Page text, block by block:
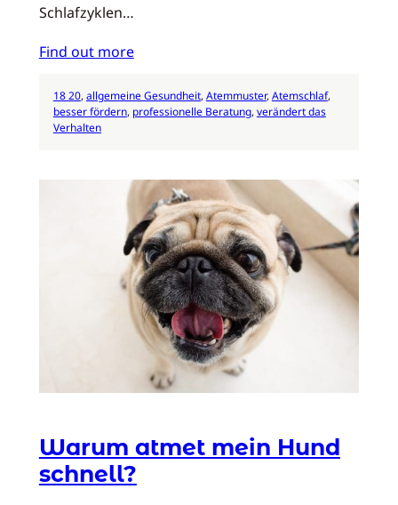
Schlafzyklen…
Find out more
18 20, allgemeine Gesundheit, Atemmuster, Atemschlaf
besser fördern, professionelle Beratung, verändert das
Verhalten
Warum atmet mein Hund
schnell?